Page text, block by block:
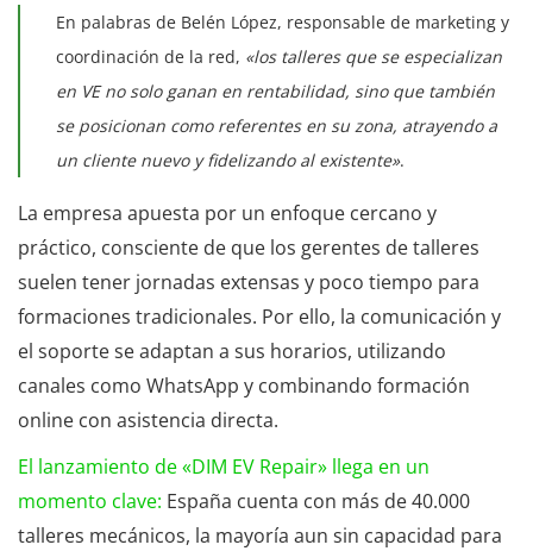
En palabras de Belén López, responsable de marketing y
coordinación de la red, «los talleres que se especializan
en VE no solo ganan en rentabilidad, sino que también
se posicionan como referentes en su zona, atrayendo a
un cliente nuevo y fidelizando al existente».
La empresa apuesta por un enfoque cercano y
práctico, consciente de que los gerentes de talleres
suelen tener jornadas extensas y poco tiempo para
formaciones tradicionales. Por ello, la comunicación y
el soporte se adaptan a sus horarios, utilizando
canales como WhatsApp y combinando formación
online con asistencia directa.
El lanzamiento de «DIM EV Repair» llega en un
momento clave: España cuenta con más de 40.000
talleres mecánicos, la mayoría aun sin capacidad para